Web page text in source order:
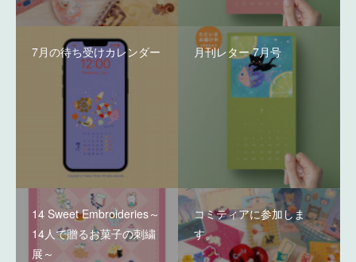
7月の待ち受けカレンダー 月刊レター 7月号
14 Sweet Embroideries～
14人で贈るお菓子の刺繍
展～
コミティアに参加しま
す。